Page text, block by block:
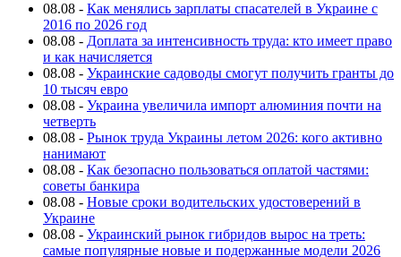
08.08 - Как менялись зарплаты спасателей в Украине с
2016 по 2026 год
08.08 - Доплата за интенсивность труда: кто имеет право
и как начисляется
08.08 - Украинские садоводы смогут получить гранты до
10 тысяч евро
08.08 - Украина увеличила импорт алюминия почти на
четверть
08.08 - Рынок труда Украины летом 2026: кого активно
нанимают
08.08 - Как безопасно пользоваться оплатой частями:
советы банкира
08.08 - Новые сроки водительских удостоверений в
Украине
08.08 - Украинский рынок гибридов вырос на треть:
самые популярные новые и подержанные модели 2026